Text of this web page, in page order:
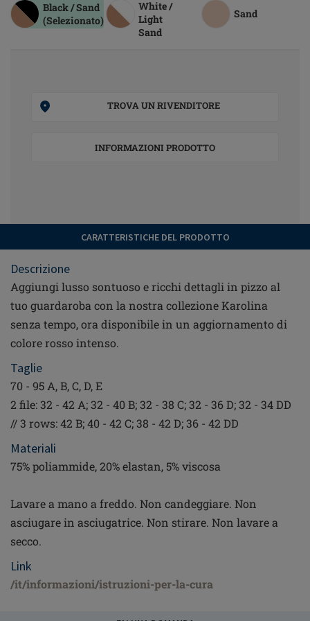
Black / Sand
(Selezionato)
White /
Light
Sand
Sand
TROVA UN RIVENDITORE
INFORMAZIONI PRODOTTO
CARATTERISTICHE DEL PRODOTTO
Descrizione
Aggiungi lusso sontuoso e ricchi dettagli in pizzo al
tuo guardaroba con la nostra collezione Karolina
senza tempo, ora disponibile in un aggiornamento di
colore rosso intenso.
Taglie
70 - 95 A, B, C, D, E
2 file: 32 - 42 A; 32 - 40 B; 32 - 38 C; 32 - 36 D; 32 - 34 DD
// 3 rows: 42 B; 40 - 42 C; 38 - 42 D; 36 - 42 DD
Materiali
75% poliammide, 20% elastan, 5% viscosa
Lavare a mano a freddo. Non candeggiare. Non
asciugare in asciugatrice. Non stirare. Non lavare a
secco.
Link
/it/informazioni/istruzioni-per-la-cura